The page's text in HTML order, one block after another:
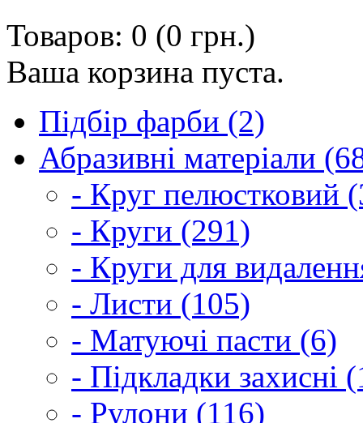
Товаров: 0 (0 грн.)
Ваша корзина пуста.
Підбір фарби (2)
Абразивні матеріали
- Круг пелюстковий
- Круги (291)
- Круги для
- Листи (105)
- Матуючі пасти (6)
- Підкладки захисні
- Рулони (116)